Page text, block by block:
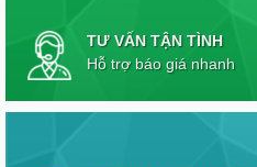
TƯ VẤN TẬN TÌNH
Hỗ trợ báo giá nhanh